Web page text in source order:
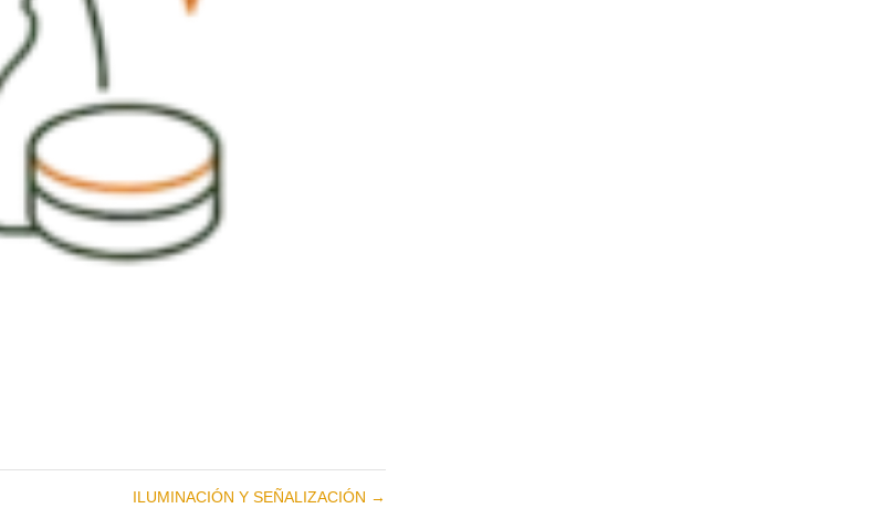
ILUMINACIÓN Y SEÑALIZACIÓN →